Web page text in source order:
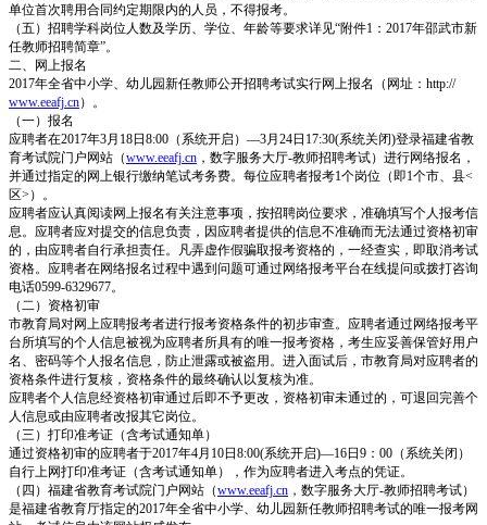
单位首次聘用合同约定期限内的人员，不得报考。
（五）招聘学科岗位人数及学历、学位、年龄等要求详见“附件1：2017年邵武市新
任教师招聘简章”。
二、网上报名
2017年全省中小学、幼儿园新任教师公开招聘考试实行网上报名（网址：http://
www.eeafj.cn）。
（一）报名
应聘者在2017年3月18日8:00（系统开启）—3月24日17:30(系统关闭)登录福建省教
育考试院门户网站（www.eeafj.cn ，数字服务大厅-教师招聘考试）进行网络报名，
并通过指定的网上银行缴纳笔试考务费。每位应聘者报考1个岗位（即1个市、县<
区>）。
应聘者应认真阅读网上报名有关注意事项，按招聘岗位要求，准确填写个人报考信
息。应聘者应对提交的信息负责，因应聘者提供的信息不准确而无法通过资格初审
的，由应聘者自行承担责任。凡弄虚作假骗取报考资格的，一经查实，即取消考试
资格。应聘者在网络报名过程中遇到问题可通过网络报考平台在线提问或拨打咨询
电话0599-6329677。
（二）资格初审
市教育局对网上应聘报考者进行报考资格条件的初步审查。应聘者通过网络报考平
台所填写的个人信息被视为应聘者所具有的唯一报考资格，考生应妥善保管好用户
名、密码等个人报名信息，防止泄露或被盗用。进入面试后，市教育局对应聘者的
资格条件进行复核，资格条件的最终确认以复核为准。
应聘者个人信息经资格初审通过后即不予更改，资格初审未通过的，可退回完善个
人信息或由应聘者改报其它岗位。
（三）打印准考证（含考试通知单）
通过资格初审的应聘者于2017年4月10日8:00(系统开启)—16日9：00（系统关闭）
自行上网打印准考证（含考试通知单），作为应聘者进入考点的凭证。
（四）福建省教育考试院门户网站（www.eeafj.cn ，数字服务大厅-教师招聘考试）
是福建省教育厅指定的2017年全省中小学、幼儿园新任教师招聘考试的唯一报考网